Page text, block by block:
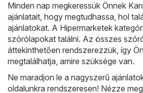
Minden nap megkeressük Önnek
ajánlatait, hogy megtudhassa, hol
ajánlatokat. A Hipermarketek
szórólapokat találni. Az összes
áttekinthetően rendszerezzük, így
megtalálhatja, amire szüksége van.
Ne maradjon le a nagyszerű
oldalunkra rendszeresen! Nézze